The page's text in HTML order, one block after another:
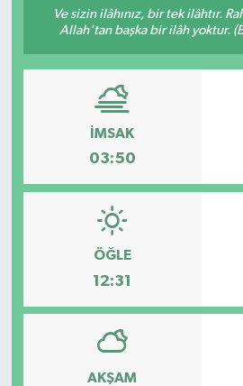
Ve sizin ilâhınız, bir tek ilâhtır.
Allah'tan başka bir ilâh yoktur.
İMSAK
03:50
ÖĞLE
12:31
AKŞAM